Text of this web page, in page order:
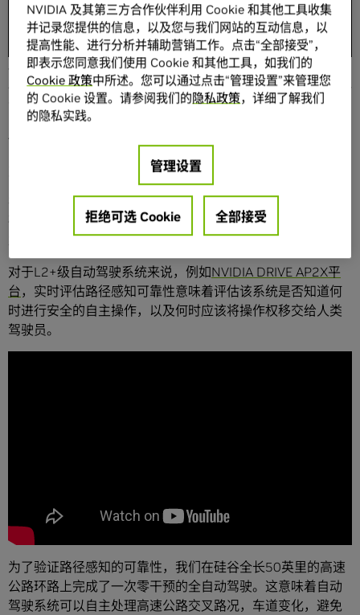
编者注：目前还没有任何一个开发商或公司成功创造出全自
动驾驶的汽车。但我们距离这个目标越来越近了。通过全新
的DRIVE Labs博客系列，我们将以工程为重点的视角针对每
一个开放的挑战进行观察，从路径感知到交叉路口处理，我
们将介绍NVIDIA DRIVE AV软件团队如何应对问题并创建安全
可靠的自动驾驶软件。
任务：通过多样性和冗余建立路径感知可靠性
在行驶期间，相信自动驾驶汽车能够利用数据感知并选择正
确的行驶路径至关重要。我们将此种信任称之为路径感知可
对于L2+级自动驾驶系统来说，例如NVIDIA DRIVE AP2X平
台，实时评估路径感知可靠性意味着评估该系统是否知道何
时进行安全的自主操作，以及何时应该将操作权移交给人类
驾驶员。
为了验证路径感知的可靠性，我们在硅谷全长50英里的高速
公路环路上完成了一次零干预的全自动驾驶。这意味着自动
驾驶系统可以自主处理高速公路交叉路况，车道变化，避免
NVIDIA 及其第三方合作伙伴利用 Cookie 和其他工具收集
并记录您提供的信息，以及您与我们网站的互动信息，以
提高性能、进行分析并辅助营销工作。点击“全部接受”，
即表示您同意我们使用 Cookie 和其他工具，如我们的
Cookie 政策中所述。您可以通过点击“管理设置”来管理您
的 Cookie 设置。请参阅我们的隐私政策，详细了解我们
的隐私实践。
管理设置
拒绝可选 Cookie 全部接受